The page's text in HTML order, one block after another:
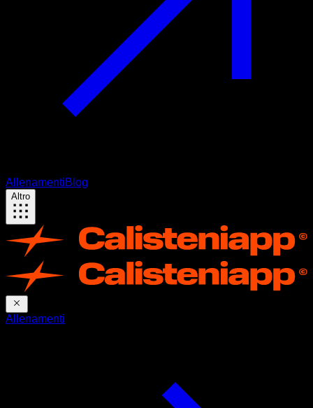
AllenamentiBlog
Altro
Allenamenti